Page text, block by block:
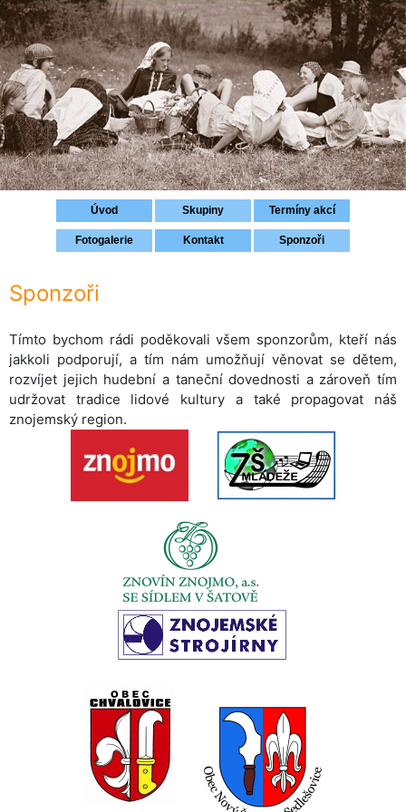
Přihlášení
Úvod Skupiny Termíny akcí
Fotogalerie Kontakt Sponzoři
Sponzoři
Tímto bychom rádi poděkovali všem sponzorům, kteří nás
jakkoli podporují, a tím nám umožňují věnovat se dětem,
rozvíjet jejich hudební a taneční dovednosti a zároveň tím
udržovat tradice lidové kultury a také propagovat náš
znojemský region.